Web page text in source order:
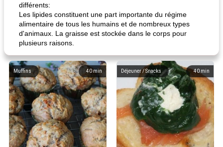
différents:
Les lipides constituent une part importante du régime
alimentaire de tous les humains et de nombreux types
d'animaux. La graisse est stockée dans le corps pour
plusieurs raisons.
40 min
Muffins 40 min
Déjeuner / Snacks